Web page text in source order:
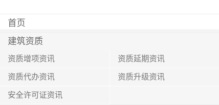
首页
建筑资质
资质增项资讯 资质延期资讯
资质代办资讯 资质升级资讯
安全许可证资讯